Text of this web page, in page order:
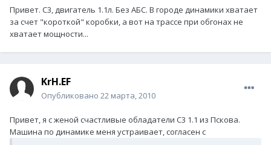
Привет. C3, двигатель 1.1л. Без АБС. В городе динамики хватает
за счет "короткой" коробки, а вот на трассе при обгонах не
хватает мощности...
KrH.EF
Опубликовано 22 марта, 2010
Привет, я с женой счастливые обладатели С3 1.1 из Пскова.
Машина по динамике меня устраивает, согласен с